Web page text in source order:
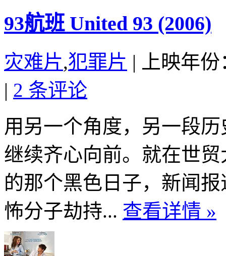
93航班 United 93 (2006)
灾难片,犯罪片 |
上映年
| 2 条评论
用另一个角度，另一段
继续齐心向前。就在世
的那个黑色日子，新闻
怖分子劫持... 查看详情 »